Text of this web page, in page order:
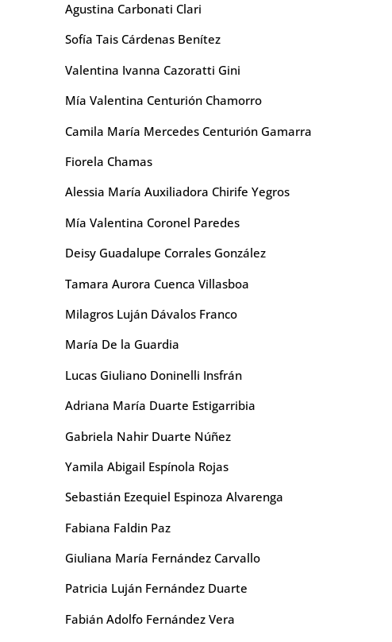
Agustina Carbonati Clari
Sofía Tais Cárdenas Benítez
Valentina Ivanna Cazoratti Gini
Mía Valentina Centurión Chamorro
Camila María Mercedes Centurión Gamarra
Fiorela Chamas
Alessia María Auxiliadora Chirife Yegros
Mía Valentina Coronel Paredes
Deisy Guadalupe Corrales González
Tamara Aurora Cuenca Villasboa
Milagros Luján Dávalos Franco
María De la Guardia
Lucas Giuliano Doninelli Insfrán
Adriana María Duarte Estigarribia
Gabriela Nahir Duarte Núñez
Yamila Abigail Espínola Rojas
Sebastián Ezequiel Espinoza Alvarenga
Fabiana Faldin Paz
Giuliana María Fernández Carvallo
Patricia Luján Fernández Duarte
Fabián Adolfo Fernández Vera